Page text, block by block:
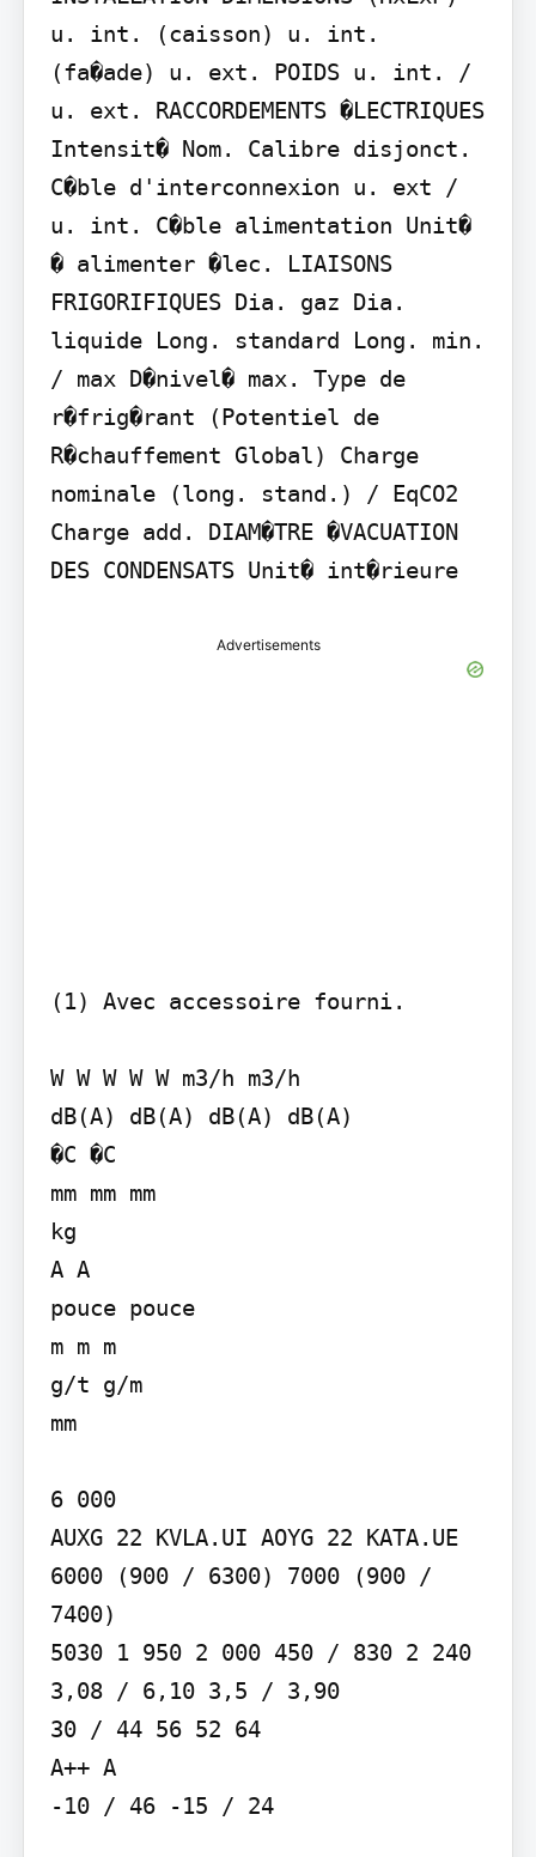
u. int. (caisson) u. int.
(fa�ade) u. ext. POIDS u. int. /
u. ext. RACCORDEMENTS �LECTRIQUES
Intensit� Nom. Calibre disjonct.
C�ble d'interconnexion u. ext /
u. int. C�ble alimentation Unit�
� alimenter �lec. LIAISONS
FRIGORIFIQUES Dia. gaz Dia.
liquide Long. standard Long. min.
/ max D�nivel� max. Type de
r�frig�rant (Potentiel de
R�chauffement Global) Charge
nominale (long. stand.) / EqCO2
Charge add. DIAM�TRE �VACUATION
DES CONDENSATS Unit� int�rieure
Advertisements
(1) Avec accessoire fourni.
W W W W W m3/h m3/h
dB(A) dB(A) dB(A) dB(A)
�C �C
mm mm mm
kg
A A
pouce pouce
m m m
g/t g/m
mm
6 000
AUXG 22 KVLA.UI AOYG 22 KATA.UE
6000 (900 / 6300) 7000 (900 /
7400)
5030 1 950 2 000 450 / 830 2 240
3,08 / 6,10 3,5 / 3,90
30 / 44 56 52 64
A++ A
-10 / 46 -15 / 24